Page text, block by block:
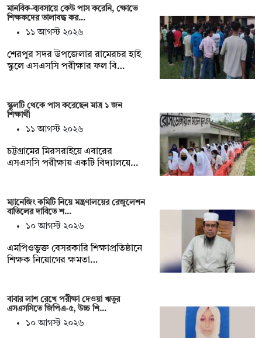
মানবিক-ব্যবসায়ে কেউ পাস করেনি, ক্ষোভে
শিক্ষকদের তালাবদ্ধ কর…
১১ আগস্ট ২০২৬
শেরপুর সদর উপজেলার রামেরচর হাই
স্কুলে এসএসসি পরীক্ষার ফল বি…
স্কুলটি থেকে পাস করেছেন মাত্র ১ জন
শিক্ষার্থী
১১ আগস্ট ২০২৬
চট্টগ্রামের মিরসরাইয়ে এবারের
এসএসসি পরীক্ষায় একটি বিদ্যালয়ে…
ম্যানেজিং কমিটি নিয়ে মন্ত্রণালয়ের রেজুলেশন
বাতিলের দাবিতে শ…
১০ আগস্ট ২০২৬
এমপিওভুক্ত বেসরকারি শিক্ষাপ্রতিষ্ঠানে
শিক্ষক নিয়োগের ক্ষমতা…
বাবার লাশ রেখে পরীক্ষা দেওয়া ঋতুর
এসএসসিতে জিপিএ-৫, উচ্চ শি…
১০ আগস্ট ২০২৬